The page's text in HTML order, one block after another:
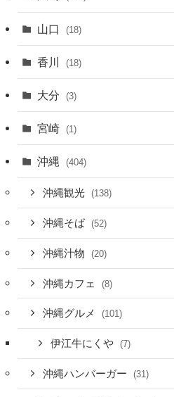
山口 (18)
香川 (18)
大分 (3)
宮崎 (1)
沖縄 (404)
沖縄観光 (138)
沖縄そば (52)
沖縄汁物 (20)
沖縄カフェ (8)
沖縄グルメ (101)
伊江牛にくや (7)
沖縄ハンバーガー (31)